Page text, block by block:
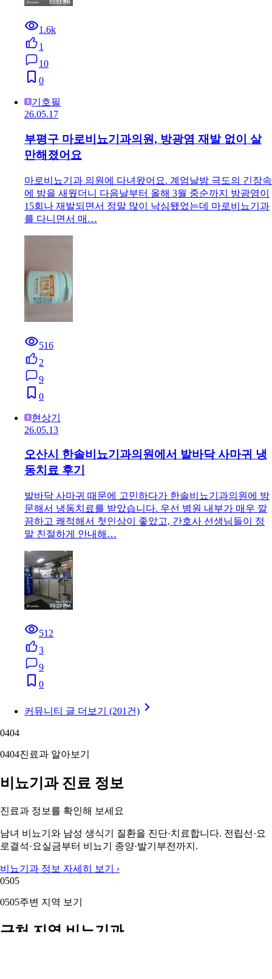
1.6k
1
10
0
기호필
26.05.17
부평구 마로비뇨기과의원, 방광염 재발 없이 살
만해졌어요
마로비뇨기과 의원에 다녀왔어요. 계엄날밤 극도의 긴장속
에 밤을 새웠더니 다음날부터 올해 3월 중순까지 방광염이
15회나 재발되면서 정말 많이 낙심됐었는데 마로비뇨기과
를 다니면서 매…
516
2
9
0
현상기
26.05.13
오산시 한솔비뇨기과의원에서 발바닥 사마귀 냉
동치료 후기
발바닥 사마귀 때문에 고민하다가 한솔비뇨기과의원에 방
문해서 냉동치료를 받았습니다. 우선 병원 내부가 매우 깔
끔하고 쾌적해서 첫인상이 좋았고, 간호사 선생님들이 정
말 친절하게 안내해…
512
3
9
0
커뮤니티 글 더보기 (201건)
0404
0404진료과 알아보기
비뇨기과 진료 정보
진료과 정보를 확인해 보세요
남녀 비뇨기와 남성 생식기 질환을 진단·치료합니다. 전립선·요
로결석·요실금부터 비뇨기 종양·발기부전까지.
비뇨기과 정보 자세히 보기 ›
0505
0505주변 지역 보기
근처 지역 비뇨기과